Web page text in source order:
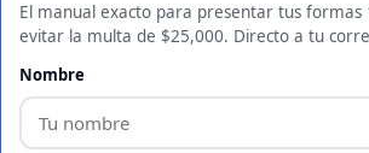
El manual exacto para presentar tus formas
evitar la multa de $25,000. Directo a tu
Nombre